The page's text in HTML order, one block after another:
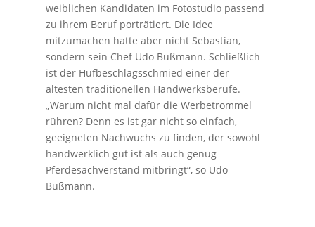
weiblichen Kandidaten im Fotostudio passend
zu ihrem Beruf por­trätiert. Die Idee
mitzumachen hatte aber nicht Sebastian,
sondern sein Chef Udo Bußmann. Schließlich
ist der Hufbeschlagsschmied einer der
ältesten traditionellen Handwerksberufe.
„Warum nicht mal dafür die Werbetrommel
rühren? Denn es ist gar nicht so einfach,
geeigneten Nachwuchs zu finden, der sowohl
handwerklich gut ist als auch genug
Pferdesachverstand mitbringt“, so Udo
Bußmann.